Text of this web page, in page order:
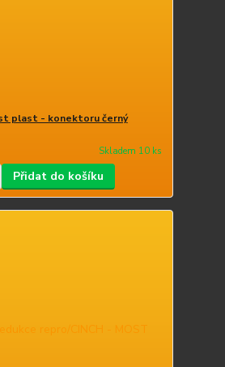
plast - konektoru černý
Skladem 10 ks
Přidat do košíku